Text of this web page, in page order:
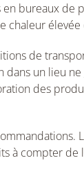
bureaux de
chaleur
de
un lieu ne
des
à compter de